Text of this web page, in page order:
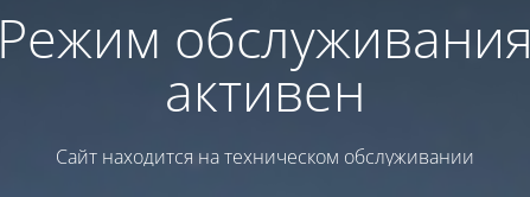
Режим
активен
Сайт находится на техническом обслуживании